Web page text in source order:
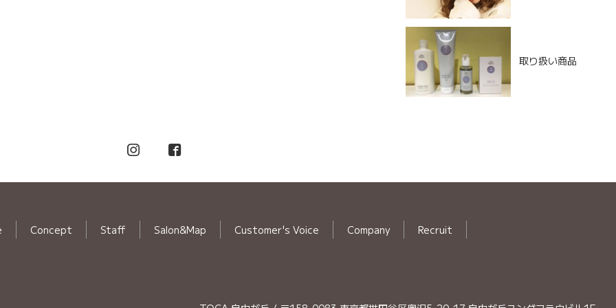
取り扱い商品
Concept Staff Salon&Map Customer's Voice Company Recruit